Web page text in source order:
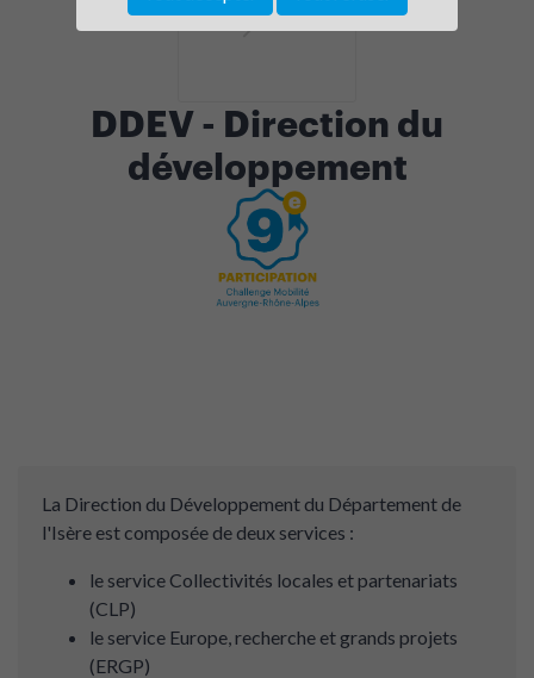
DDEV - Direction du
développement
La Direction du Développement du Département de
l'Isère est composée de deux services :
le service Collectivités locales et partenariats
(CLP)
le service Europe, recherche et grands projets
(ERGP)